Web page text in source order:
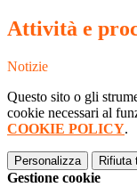
Attività e
Notizie
Questo sito o gli
cookie necessari al
COOKIE POLICY.
Personalizza Rifiuta
Gestione cookie